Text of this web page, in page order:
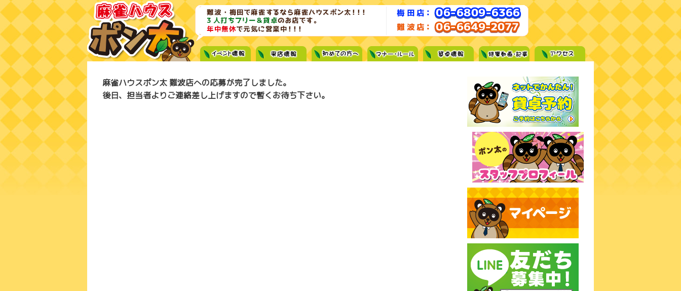
難波・梅田で麻雀するなら
麻雀ハウスポン太 難波店への応募が完了しました。
後日、担当者よりご連絡差し上げますので暫くお待ち下さい。